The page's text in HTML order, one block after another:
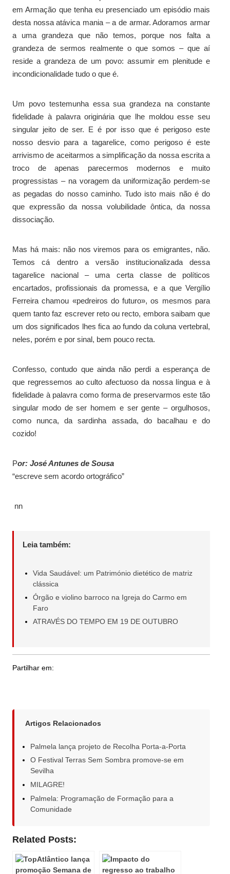
em Armação que tenha eu presenciado um episódio mais
desta nossa atávica mania – a de armar. Adoramos armar
a uma grandeza que não temos, porque nos falta a
grandeza de sermos realmente o que somos – que aí
reside a grandeza de um povo: assumir em plenitude e
incondicionalidade tudo o que é.
Um povo testemunha essa sua grandeza na constante
fidelidade à palavra originária que lhe moldou esse seu
singular jeito de ser. E é por isso que é perigoso este
nosso desvio para a tagarelice, como perigoso é este
arrivismo de aceitarmos a simplificação da nossa escrita a
troco de apenas parecermos modernos e muito
progressistas – na voragem da uniformização perdem-se
as pegadas do nosso caminho. Tudo isto mais não é do
que expressão da nossa volubilidade ôntica, da nossa
dissociação.
Mas há mais: não nos viremos para os emigrantes, não.
Temos cá dentro a versão institucionalizada dessa
tagarelice nacional – uma certa classe de políticos
encartados, profissionais da promessa, e a que Vergílio
Ferreira chamou «pedreiros do futuro», os mesmos para
quem tanto faz escrever reto ou recto, embora saibam que
um dos significados lhes fica ao fundo da coluna vertebral,
neles, porém e por sinal, bem pouco recta.
Confesso, contudo que ainda não perdi a esperança de
que regressemos ao culto afectuoso da nossa língua e à
fidelidade à palavra como forma de preservarmos este tão
singular modo de ser homem e ser gente – orgulhosos,
como nunca, da sardinha assada, do bacalhau e do
cozido!
Por: José Antunes de Sousa
“escreve sem acordo ortográfico”
nn
Leia também:
Vida Saudável: um Património dietético de matriz
clássica
Órgão e violino barroco na Igreja do Carmo em
Faro
ATRAVÉS DO TEMPO EM 19 DE OUTUBRO
Partilhar em:
Artigos Relacionados
Palmela lança projeto de Recolha Porta-a-Porta
O Festival Terras Sem Sombra promove-se em
Sevilha
MILAGRE!
Palmela: Programação de Formação para a
Comunidade
Related Posts: